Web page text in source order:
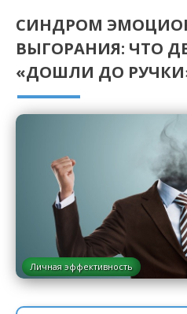
СИНДРОМ
ВЫГОРАНИЯ: ЧТО
«ДОШЛИ ДО
Личная эффективность